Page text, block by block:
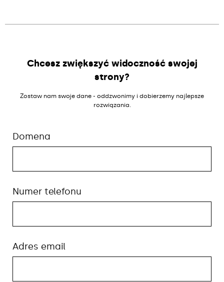
Chcesz zwiększyć widoczność swojej
strony?
Zostaw nam swoje dane - oddzwonimy i dobierzemy najlepsze
rozwiązania.
Domena
Numer telefonu
Adres email